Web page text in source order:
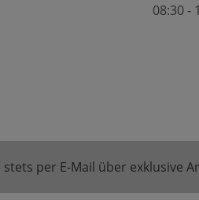
08:30 -
stets per E-Mail über exklusive